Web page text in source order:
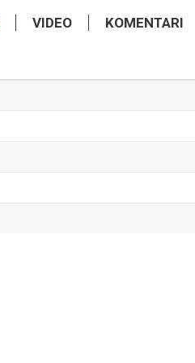
VIDEO KOMENTARI